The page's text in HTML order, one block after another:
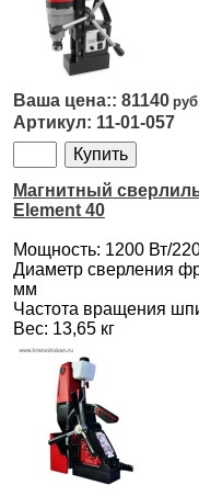
81140
11-01-057
Магнитный
Element 40
Мощность: 1200 Вт/
Диаметр сверления
мм
Частота вращения
Вес: 13,65 кг